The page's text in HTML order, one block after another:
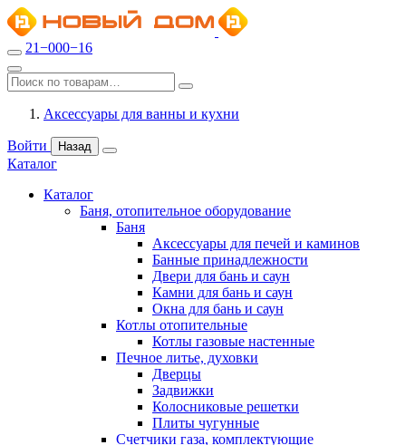
21−000−16
Аксессуары для ванны и кухни
Войти Назад
Каталог
Каталог
Баня, отопительное оборудование
Баня
Аксессуары для печей и каминов
Банные принадлежности
Двери для бань и саун
Камни для бань и саун
Окна для бань и саун
Котлы отопительные
Котлы газовые настенные
Печное литье, духовки
Дверцы
Задвижки
Колосниковые решетки
Плиты чугунные
Счетчики газа, комплектующие